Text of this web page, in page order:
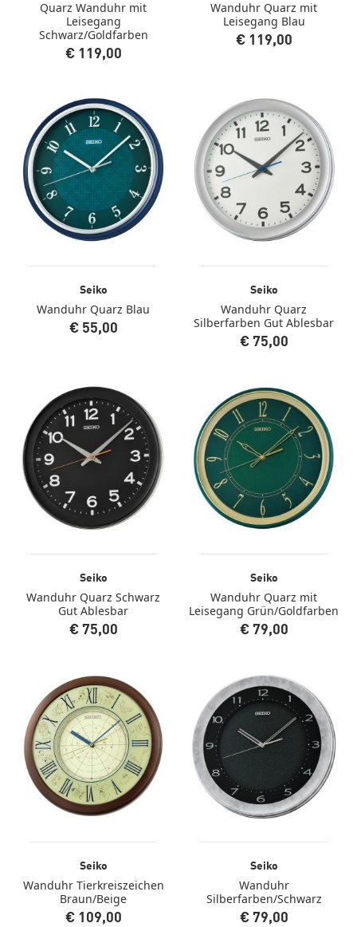
Quarz Wanduhr mit
Leisegang
Schwarz/Goldfarben
€ 119,00
Wanduhr Quarz mit
Leisegang Blau
€ 119,00
Seiko
Wanduhr Quarz Blau
€ 55,00
Seiko
Wanduhr Quarz
Silberfarben Gut Ablesbar
€ 75,00
Seiko
Wanduhr Quarz Schwarz
Gut Ablesbar
€ 75,00
Seiko
Wanduhr Quarz mit
Leisegang Grün/Goldfarben
€ 79,00
Seiko
Wanduhr Tierkreiszeichen
Braun/Beige
€ 109,00
Seiko
Wanduhr
Silberfarben/Schwarz
€ 79,00